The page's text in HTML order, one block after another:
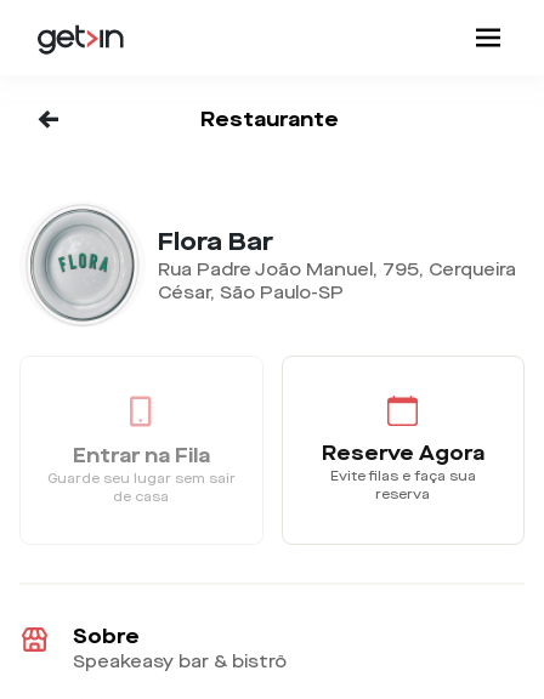
<- Restaurante
Flora Bar
Rua Padre João Manuel, 795, Cerqueira
César, São Paulo-SP
Entrar na Fila
Guarde seu lugar sem sair
de casa
Reserve Agora
Evite filas e faça sua
reserva
Sobre
Speakeasy bar & bistrô